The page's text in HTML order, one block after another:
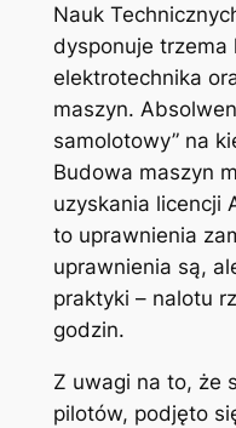
Nauk
dysponuje
elektrotechnika
maszyn.
samolotowy” na
Budowa maszyn
uzyskania licencji
to uprawnienia
uprawnienia są,
praktyki – nalotu
godzin.
Z uwagi na to, że
pilotów, podjęto